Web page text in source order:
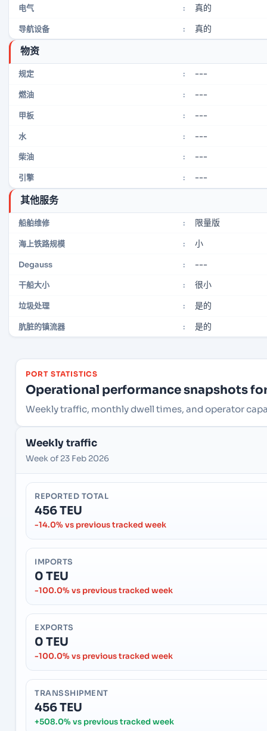
电气 : 真的
导航设备 : 真的
物资
规定 : ---
燃油 : ---
甲板 : ---
水 : ---
柴油 : ---
引擎 : ---
其他服务
船舶维修 : 限量版
海上铁路规模 : 小
Degauss : ---
干船大小 : 很小
垃圾处理 : 是的
肮脏的镇流器 : 是的
PORT STATISTICS
Operational performance snapshots
Weekly traffic, monthly dwell times, and operator
Weekly traffic
Week of 23 Feb 2026
REPORTED TOTAL
456 TEU
-14.0% vs previous tracked week
IMPORTS
0 TEU
-100.0% vs previous tracked week
EXPORTS
0 TEU
-100.0% vs previous tracked week
TRANSSHIPMENT
456 TEU
+508.0% vs previous tracked week